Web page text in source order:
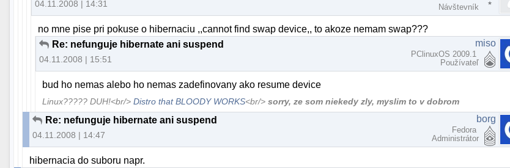
04.11.2008 | 14:31 Návštevník
no mne pise pri pokuse o hibernaciu ,,cannot find swap device,, to akoze nemam swap???
Re: nefunguje hibernate ani suspend
04.11.2008 | 15:51
miso
PClinuxOS 2009.1
Používateľ
bud ho nemas alebo ho nemas zadefinovany ako resume device
Linux????? DUH!<br/>Distro that BLOODY WORKS<br/>sorry, ze som niekedy zly, myslim to v dobrom
Re: nefunguje hibernate ani suspend
04.11.2008 | 14:47
borg
Fedora
Administrátor
hibernacia do suboru napr.